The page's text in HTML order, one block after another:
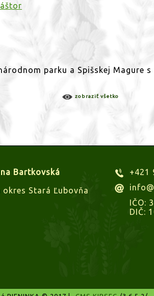
parku a Spišskej Magure
zobraziť všetko
Bartkovská
okres Stará Ľubovňa
+421
IČO:
DIČ: